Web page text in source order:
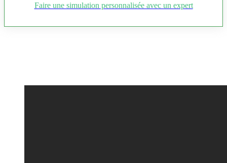
Faire une simulation personnalisée avec un expert